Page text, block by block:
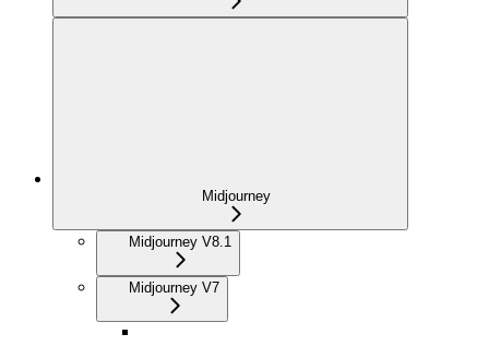
Midjourney
Midjourney V8.1
Midjourney V7